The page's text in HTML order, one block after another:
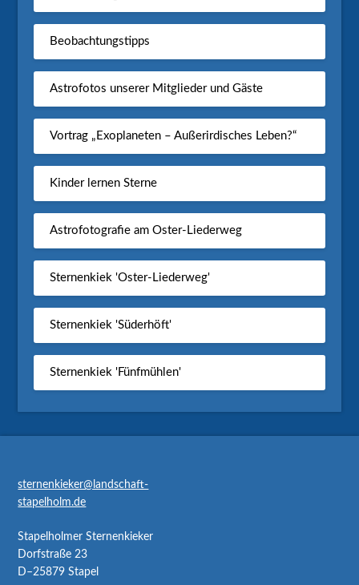
Beobachtungstipps
Astrofotos unserer Mitglieder und Gäste
Vortrag „Exoplaneten – Außerirdisches Leben?“
Kinder lernen Sterne
Astrofotografie am Oster-Liederweg
Sternenkiek 'Oster-Liederweg'
Sternenkiek 'Süderhöft'
Sternenkiek 'Fünfmühlen'
sternenkieker@landschaft-
stapelholm.de
Stapelholmer Sternenkieker
Dorfstraße 23
D–25879 Stapel